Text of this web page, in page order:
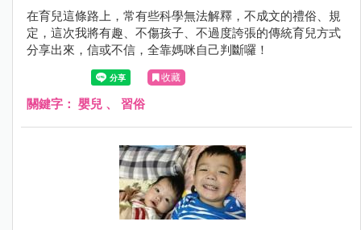
在育兒這條路上，常有些科學無法解釋，不成文的禮俗、規
定，這次我將有趣、不傷孩子、不過度誇張的傳統育兒方式
分享出來，信或不信，全靠媽咪自己判斷囉！
收藏
關鍵字： 嬰兒 、 習俗